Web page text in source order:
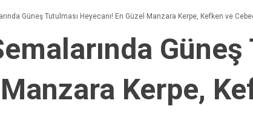
E-posta*
için adım, e-posta adresim ve site adresim bu tarayıcıya